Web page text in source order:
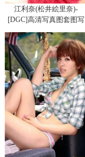
江利奈(松井絵里奈)-
[DGC]高清写真图套图写
真图集No.367